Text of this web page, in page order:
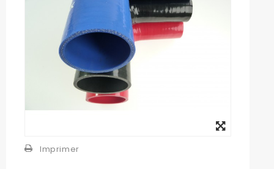
Imprimer